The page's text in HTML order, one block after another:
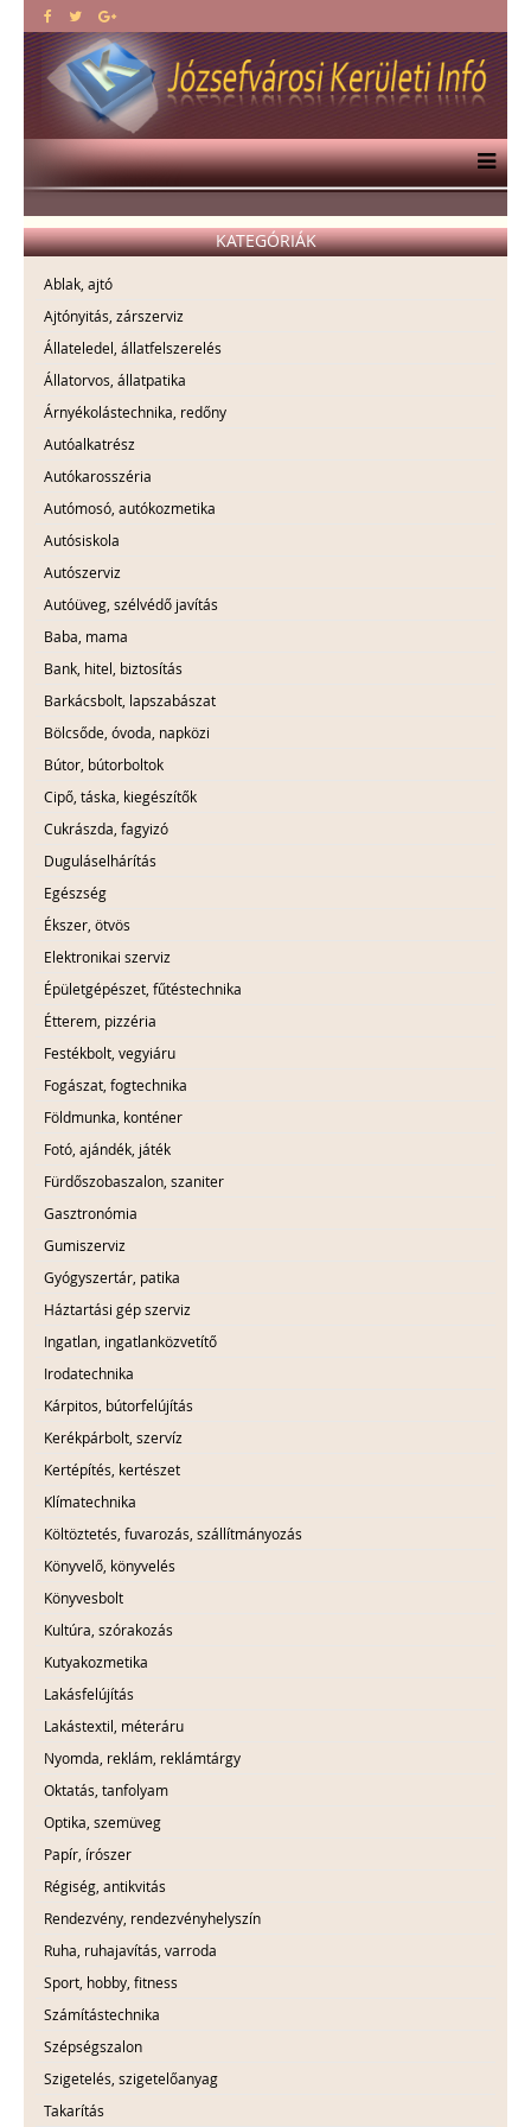
KATEGÓRIÁK
Ablak, ajtó
Ajtónyitás, zárszerviz
Állateledel, állatfelszerelés
Állatorvos, állatpatika
Árnyékolástechnika, redőny
Autóalkatrész
Autókarosszéria
Autómosó, autókozmetika
Autósiskola
Autószerviz
Autóüveg, szélvédő javítás
Baba, mama
Bank, hitel, biztosítás
Barkácsbolt, lapszabászat
Bölcsőde, óvoda, napközi
Bútor, bútorboltok
Cipő, táska, kiegészítők
Cukrászda, fagyizó
Duguláselhárítás
Egészség
Ékszer, ötvös
Elektronikai szerviz
Épületgépészet, fűtéstechnika
Étterem, pizzéria
Festékbolt, vegyiáru
Fogászat, fogtechnika
Földmunka, konténer
Fotó, ajándék, játék
Fürdőszobaszalon, szaniter
Gasztronómia
Gumiszerviz
Gyógyszertár, patika
Háztartási gép szerviz
Ingatlan, ingatlanközvetítő
Irodatechnika
Kárpitos, bútorfelújítás
Kerékpárbolt, szervíz
Kertépítés, kertészet
Klímatechnika
Költöztetés, fuvarozás, szállítmányozás
Könyvelő, könyvelés
Könyvesbolt
Kultúra, szórakozás
Kutyakozmetika
Lakásfelújítás
Lakástextil, méteráru
Nyomda, reklám, reklámtárgy
Oktatás, tanfolyam
Optika, szemüveg
Papír, írószer
Régiség, antikvitás
Rendezvény, rendezvényhelyszín
Ruha, ruhajavítás, varroda
Sport, hobby, fitness
Számítástechnika
Szépségszalon
Szigetelés, szigetelőanyag
Takarítás